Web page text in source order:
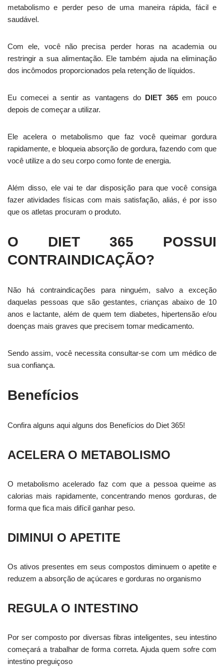
metabolismo e perder peso de uma maneira rápida, fácil e
saudável.
Com ele, você não precisa perder horas na academia ou
restringir a sua alimentação. Ele também ajuda na eliminação
dos incômodos proporcionados pela retenção de líquidos.
Eu comecei a sentir as vantagens do DIET 365em pouco
depois de começar a utilizar.
Ele acelera o metabolismo que faz você queimar gordura
rapidamente, e bloqueia absorção de gordura, fazendo com que
você utilize a do seu corpo como fonte de energia.
Além disso, ele vai te dar disposição para que você consiga
fazer atividades físicas com mais satisfação, aliás, é por isso
que os atletas procuram o produto.
O DIET 365 POSSUI
CONTRAINDICAÇÃO?
Não há contraindicações para ninguém, salvo a exceção
daquelas pessoas que são gestantes, crianças abaixo de 10
anos e lactante, além de quem tem diabetes, hipertensão e/ou
doenças mais graves que precisem tomar medicamento.
Sendo assim, você necessita consultar-se com um médico de
sua confiança.
Benefícios
Confira alguns aqui alguns dos Benefícios do Diet 365!
ACELERA O METABOLISMO
O metabolismo acelerado faz com que a pessoa queime as
calorias mais rapidamente, concentrando menos gorduras, de
forma que fica mais difícil ganhar peso.
DIMINUI O APETITE
Os ativos presentes em seus compostos diminuem o apetite e
reduzem a absorção de açúcares e gorduras no organismo
REGULA O INTESTINO
Por ser composto por diversas fibras inteligentes, seu intestino
começará a trabalhar de forma correta. Ajuda quem sofre com
intestino preguiçoso